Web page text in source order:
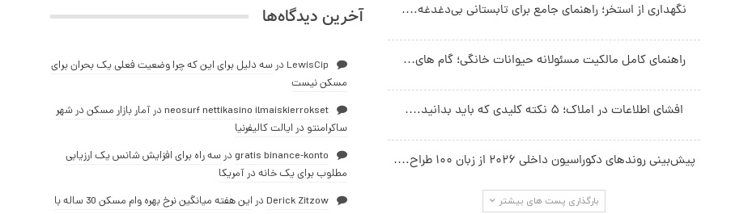
نگهداری از استخر؛ راهنمای جامع برای تابستانی بی‌دغدغه.…
راهنمای کامل مالکیت مسئولانه حیوانات خانگی؛ گام های…
افشای اطلاعات در املاک؛ ۵ نکته کلیدی که باید بدانید.…
پیش‌بینی روندهای دکوراسیون داخلی ۲۰۲۶ از زبان ۱۰۰ طراح.…
بارگذاری پست های بیشتر
آخرین دیدگاه‌ها
LewisCip درسه دلیل برای این که چرا وضعیت فعلی یک بحران برای
مسکن نیست
neosurf nettikasino ilmaiskierrokset درآمار بازار مسکن در شهر
ساکرامنتو در ایالت کالیفرنیا
gratis binance-konto درسه راه برای افزایش شانس یک ارزیابی
مطلوب برای یک خانه در آمریکا
Derick Zitzow در
این هفته میانگین نرخ بهره وام مسکن 30 ساله با